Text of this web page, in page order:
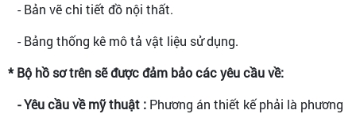
- Bản vẽ chi tiết đồ nội thất.
- Bảng thống kê mô tả vật liệu sử dụng.
* Bộ hồ sơ trên sẽ được đảm bảo các yêu cầu về:
- Yêu cầu về mỹ thuật : Phương án thiết kế phải là phương